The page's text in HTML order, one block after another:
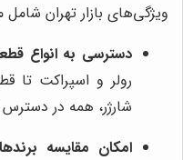
ویژگی‌های بازار تهران شامل
دسترسی به انواع
رولر و اسپراکت تا
شارژر، همه در
امکان مقایسه برندها